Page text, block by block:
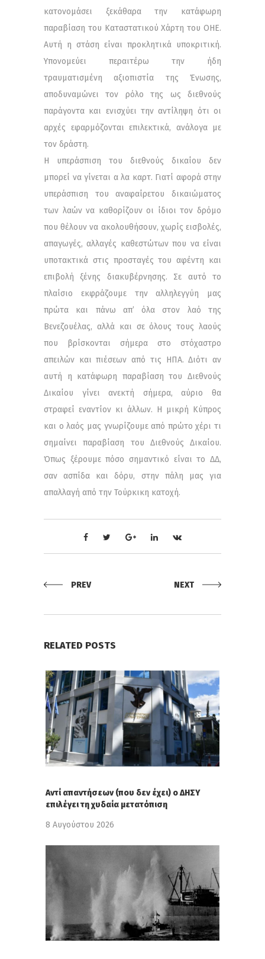
κατονομάσει ξεκάθαρα την κατάφωρη
παραβίαση του Καταστατικού Χάρτη του ΟΗΕ.
Αυτή η στάση είναι προκλητικά υποκριτική.
Υπονομεύει περαιτέρω την ήδη
τραυματισμένη αξιοπιστία της Ένωσης,
αποδυναμώνει τον ρόλο της ως διεθνούς
παράγοντα και ενισχύει την αντίληψη ότι οι
αρχές εφαρμόζονται επιλεκτικά, ανάλογα με
τον δράστη.
Η υπεράσπιση του διεθνούς δικαίου δεν
μπορεί να γίνεται α λα καρτ. Γιατί αφορά στην
υπεράσπιση του αναφαίρετου δικαιώματος
των λαών να καθορίζουν οι ίδιοι τον δρόμο
που θέλουν να ακολουθήσουν, χωρίς εισβολές,
απαγωγές, αλλαγές καθεστώτων που να είναι
υποτακτικά στις προσταγές του αφέντη και
επιβολή ξένης διακυβέρνησης. Σε αυτό το
πλαίσιο εκφράζουμε την αλληλεγγύη μας
πρώτα και πάνω απ’ όλα στον λαό της
Βενεζουέλας, αλλά και σε όλους τους λαούς
που βρίσκονται σήμερα στο στόχαστρο
απειλών και πιέσεων από τις ΗΠΑ. Διότι αν
αυτή η κατάφωρη παραβίαση του Διεθνούς
Δικαίου γίνει ανεκτή σήμερα, αύριο θα
στραφεί εναντίον κι άλλων. Η μικρή Κύπρος
και ο λαός μας γνωρίζουμε από πρώτο χέρι τι
σημαίνει παραβίαση του Διεθνούς Δικαίου.
Όπως ξέρουμε πόσο σημαντικό είναι το ΔΔ,
σαν ασπίδα και δόρυ, στην πάλη μας για
απαλλαγή από την Τούρκικη κατοχή.
PREV NEXT
RELATED POSTS
Αντί απαντήσεων (που δεν έχει) ο ΔΗΣΥ
επιλέγει τη χυδαία μετατόπιση
8 Αυγούστου 2026